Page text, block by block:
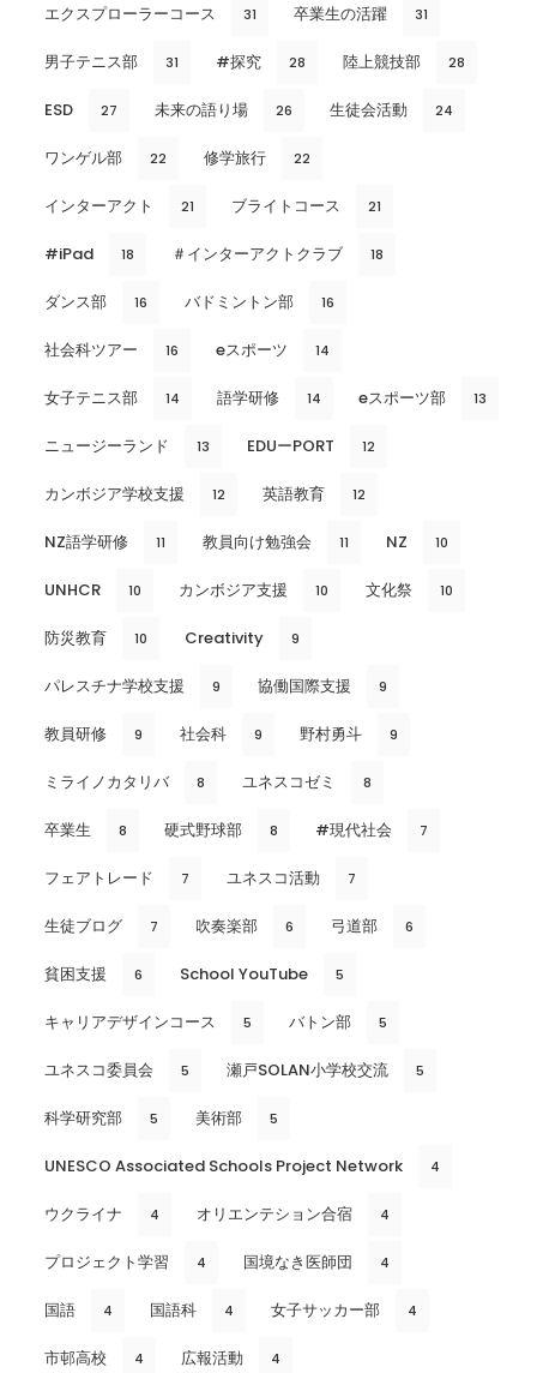
エクスプローラーコース 31 卒業生の活躍 31
男子テニス部 31 #探究 28 陸上競技部 28
ESD 27 未来の語り場 26 生徒会活動 24
ワンゲル部 22 修学旅行 22
インターアクト 21 ブライトコース 21
#iPad 18 ＃インターアクトクラブ 18
ダンス部 16 バドミントン部 16
社会科ツアー 16 eスポーツ 14
女子テニス部 14 語学研修 14 eスポーツ部 13
ニュージーランド 13 EDUーPORT 12
カンボジア学校支援 12 英語教育 12
NZ語学研修 11 教員向け勉強会 11 NZ 10
UNHCR 10 カンボジア支援 10 文化祭 10
防災教育 10 Creativity 9
パレスチナ学校支援 9 協働国際支援 9
教員研修 9 社会科 9 野村勇斗 9
ミライノカタリバ 8 ユネスコゼミ 8
卒業生 8 硬式野球部 8 #現代社会 7
フェアトレード 7 ユネスコ活動 7
生徒ブログ 7 吹奏楽部 6 弓道部 6
貧困支援 6 School YouTube 5
キャリアデザインコース 5 バトン部 5
ユネスコ委員会 5 瀬戸SOLAN小学校交流 5
科学研究部 5 美術部 5
UNESCO Associated Schools Project Network 4
ウクライナ 4 オリエンテション合宿 4
プロジェクト学習 4 国境なき医師団 4
国語 4 国語科 4 女子サッカー部 4
市邨高校 4 広報活動 4